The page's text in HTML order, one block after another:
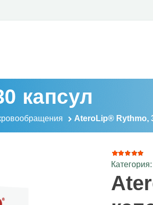
капсул
AteroLip® Rythmo,
Рейтинг
4.82
5 на
основе
11
Категория: